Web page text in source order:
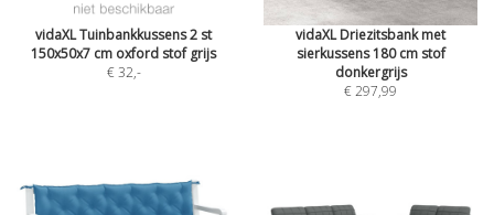
vidaXL Tuinbankkussens 2 st
150x50x7 cm oxford stof grijs
€ 32,-
vidaXL Driezitsbank met
sierkussens 180 cm stof
donkergrijs
€ 297,99